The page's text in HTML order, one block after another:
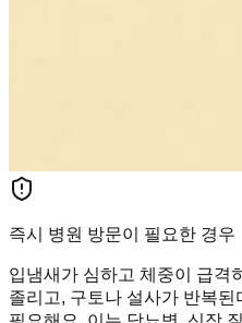
즉시 병원 방문이 필요한 경우
입냄새가 심하고 체중이 급격
졸리고, 구토나 설사가 반복된